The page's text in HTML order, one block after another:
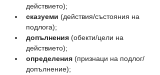
действието);
сказуеми (действия/състояния на
подлога);
допълнения (обекти/цели на
действието);
определения (признаци на подлог/
допълнение);